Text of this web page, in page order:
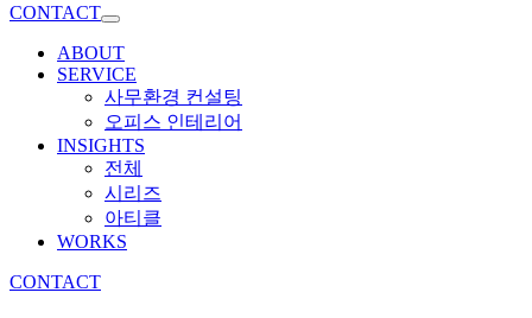
CONTACT
ABOUT
SERVICE
사무환경 컨설팅
오피스 인테리어
INSIGHTS
전체
시리즈
아티클
WORKS
CONTACT